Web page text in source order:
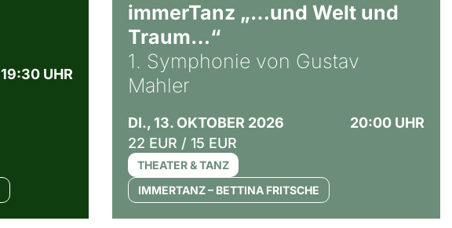
19:30 UHR
immerTanz „…und Welt und
Traum…“
1. Symphonie von Gustav
Mahler
DI., 13. OKTOBER 2026
20:00 UHR
22 EUR / 15 EUR
THEATER & TANZ
IMMERTANZ – BETTINA FRITSCHE